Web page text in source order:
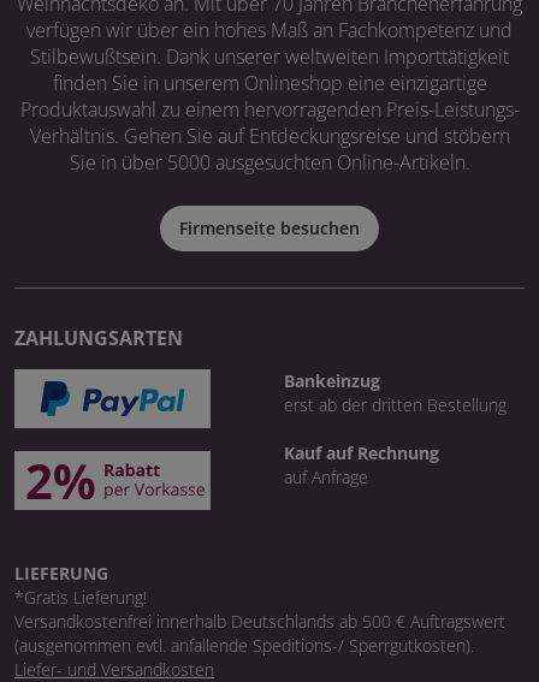
verfügen wir über ein hohes Maß an Fachkompetenz und
Stilbewußtsein. Dank unserer weltweiten Importtätigkeit
finden Sie in unserem Onlineshop eine einzigartige
Produktauswahl zu einem hervorragenden Preis-Leistungs-
Verhältnis. Gehen Sie auf Entdeckungsreise und stöbern
Sie in über 5000 ausgesuchten Online-Artikeln.
Firmenseite besuchen
ZAHLUNGSARTEN
Bankeinzug
erst ab der dritten Bestellung
Kauf auf Rechnung
auf Anfrage
LIEFERUNG
*Gratis Lieferung!
Versandkostenfrei innerhalb Deutschlands ab 500 € Auftragswert
(ausgenommen evtl. anfallende Speditions-/ Sperrgutkosten).
Liefer- und Versandkosten